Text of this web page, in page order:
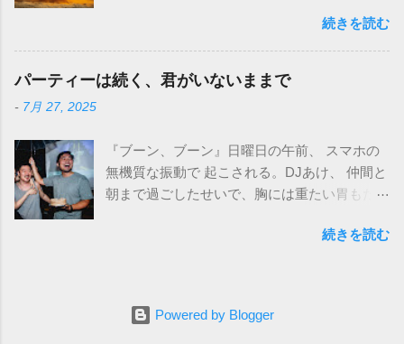
をクリックして、パスワードでロックを解除する必要があり
ます。 以上の行程では解決しました。ご参考にしてくださ
い。
きたけど、今回はフルコースです。 ムシムシ
の都会へ、アフリカのカラッとした空気を注
入🌬️ R&B好きもハマるはず!! Tracklist 01.
You4Me / Tiwa Savage 02. Titanium / Davido ft.
Savage ft. Skepta 06. Commitment / Craig
David ft. Tiwa Savage 07. The Mood / FLO &
Kaytranada 08. Show Me Love (Remix) /
MEDIA / Tyla 10. Is It / Tyla 11. Angelina /
Guetta, A7S & Wizkid 15. 99 / Olamide, Seyi
Vibez, Asake & Young Jonn ft. Daecolm 16.
続きを読む
パーティーは続く、君がいないままで
- 7月 27, 2025
『ブーン、ブーン』日曜日の午前、 スマホの
無機質な振動で 起こされる。DJあけ、 仲間と
朝まで過ごしたせいで、胸には重たい胃もた
を開いた。 DJ CANが、亡くなった──。 実感
うにもならない。 ならばと、あえて逆のこと
続きを読む
Powered by Blogger